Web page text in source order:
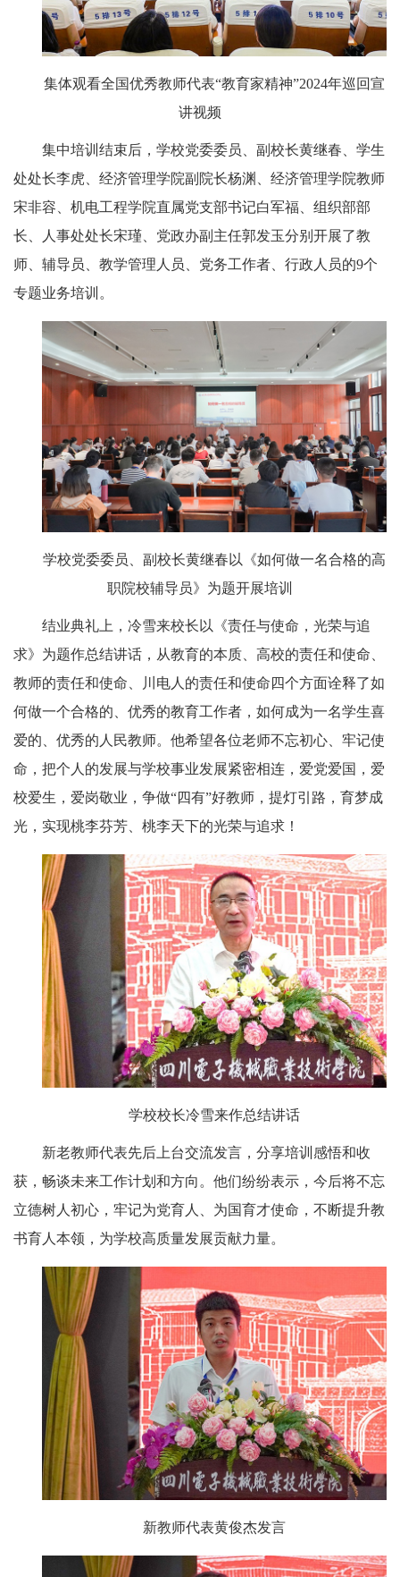
集体观看全国优秀教师代表“教育家精神”2024年巡回宣
讲视频
集中培训结束后，学校党委委员、副校长黄继春、学生
处处长李虎、经济管理学院副院长杨渊、经济管理学院教师
宋非容、机电工程学院直属党支部书记白军福、组织部部
长、人事处处长宋瑾、党政办副主任郭发玉分别开展了教
师、辅导员、教学管理人员、党务工作者、行政人员的9个
专题业务培训。
学校党委委员、副校长黄继春以《如何做一名合格的高
职院校辅导员》为题开展培训
结业典礼上，冷雪来校长以《责任与使命，光荣与追
求》为题作总结讲话，从教育的本质、高校的责任和使命、
教师的责任和使命、川电人的责任和使命四个方面诠释了如
何做一个合格的、优秀的教育工作者，如何成为一名学生喜
爱的、优秀的人民教师。他希望各位老师不忘初心、牢记使
命，把个人的发展与学校事业发展紧密相连，爱党爱国，爱
校爱生，爱岗敬业，争做“四有”好教师，提灯引路，育梦成
光，实现桃李芬芳、桃李天下的光荣与追求！
学校校长冷雪来作总结讲话
新老教师代表先后上台交流发言，分享培训感悟和收
获，畅谈未来工作计划和方向。他们纷纷表示，今后将不忘
立德树人初心，牢记为党育人、为国育才使命，不断提升教
书育人本领，为学校高质量发展贡献力量。
新教师代表黄俊杰发言